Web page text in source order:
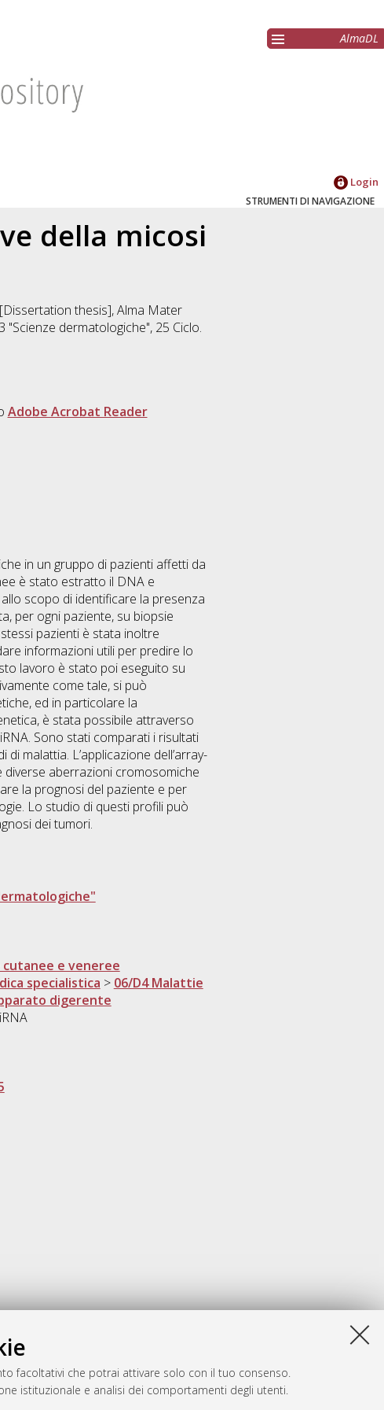
facoltativi che potrai attivare solo con il tuo consenso.
istituzionale e analisi dei comportamenti degli utenti.
AlmaDL
Login
STRUMENTI DI NAVIGAZIONE
della micosi
thesis], Alma Mater
"Scienze dermatologiche", 25 Ciclo.
Adobe Acrobat Reader
in un gruppo di pazienti affetti da
è stato estratto il DNA e
scopo di identificare la presenza
per ogni paziente, su biopsie
pazienti è stata inoltre
informazioni utili per predire lo
lavoro è stato poi eseguito su
come tale, si può
ed in particolare la
è stata possibile attraverso
Sono stati comparati i risultati
malattia. L’applicazione dell’array-
diverse aberrazioni cromosomiche
la prognosi del paziente e per
Lo studio di questi profili può
dei tumori.
cutanee e veneree
specialistica > 06/D4 Malattie
digerente